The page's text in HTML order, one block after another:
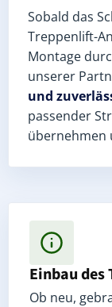
Sobald das
Treppenlift-
Montage
unserer
und
passender
übernehmen
Einbau
Ob neu,